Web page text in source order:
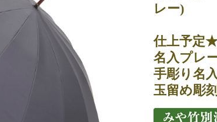
レー)
仕上予定
名入プレ
手彫り名
玉留め彫